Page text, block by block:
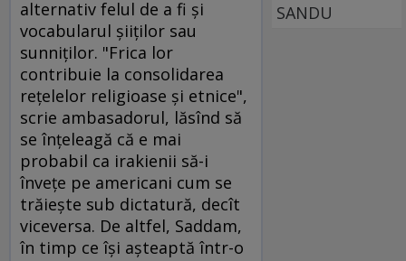
alternativ felul de a fi şi
vocabularul şiiţilor sau
sunniţilor. "Frica lor
contribuie la consolidarea
reţelelor religioase şi etnice",
scrie ambasadorul, lăsînd să
se înţeleagă că e mai
probabil ca irakienii să-i
înveţe pe americani cum se
trăieşte sub dictatură, decît
viceversa. De altfel, Saddam,
în timp ce îşi aşteaptă într-o
SANDU